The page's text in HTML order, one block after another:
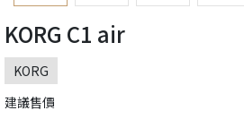
KORG C1 air
KORG
建議售價